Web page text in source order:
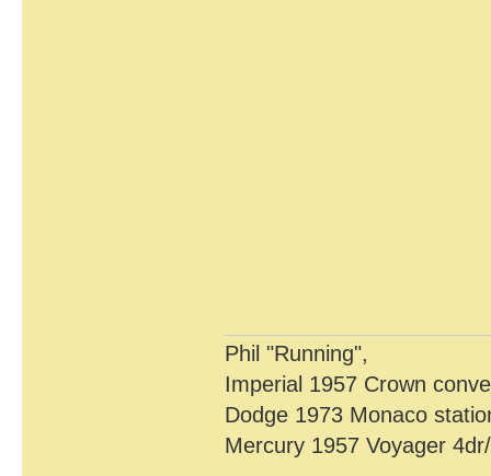
Phil "Running",
Imperial 1957 Crown
Dodge 1973 Monaco
Mercury 1957 Voyager